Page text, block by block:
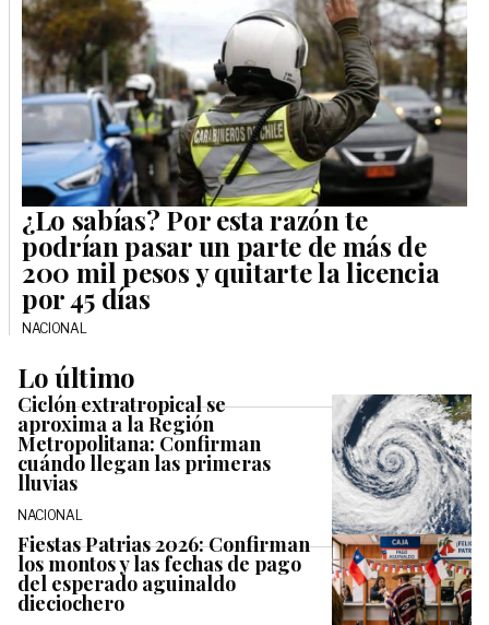
¿Lo sabías? Por esta razón te
podrían pasar un parte de más de
200 mil pesos y quitarte la licencia
por 45 días
NACIONAL
Lo último
Ciclón extratropical se
aproxima a la Región
Metropolitana: Confirman
cuándo llegan las primeras
lluvias
NACIONAL
Fiestas Patrias 2026: Confirman
los montos y las fechas de pago
del esperado aguinaldo
dieciochero